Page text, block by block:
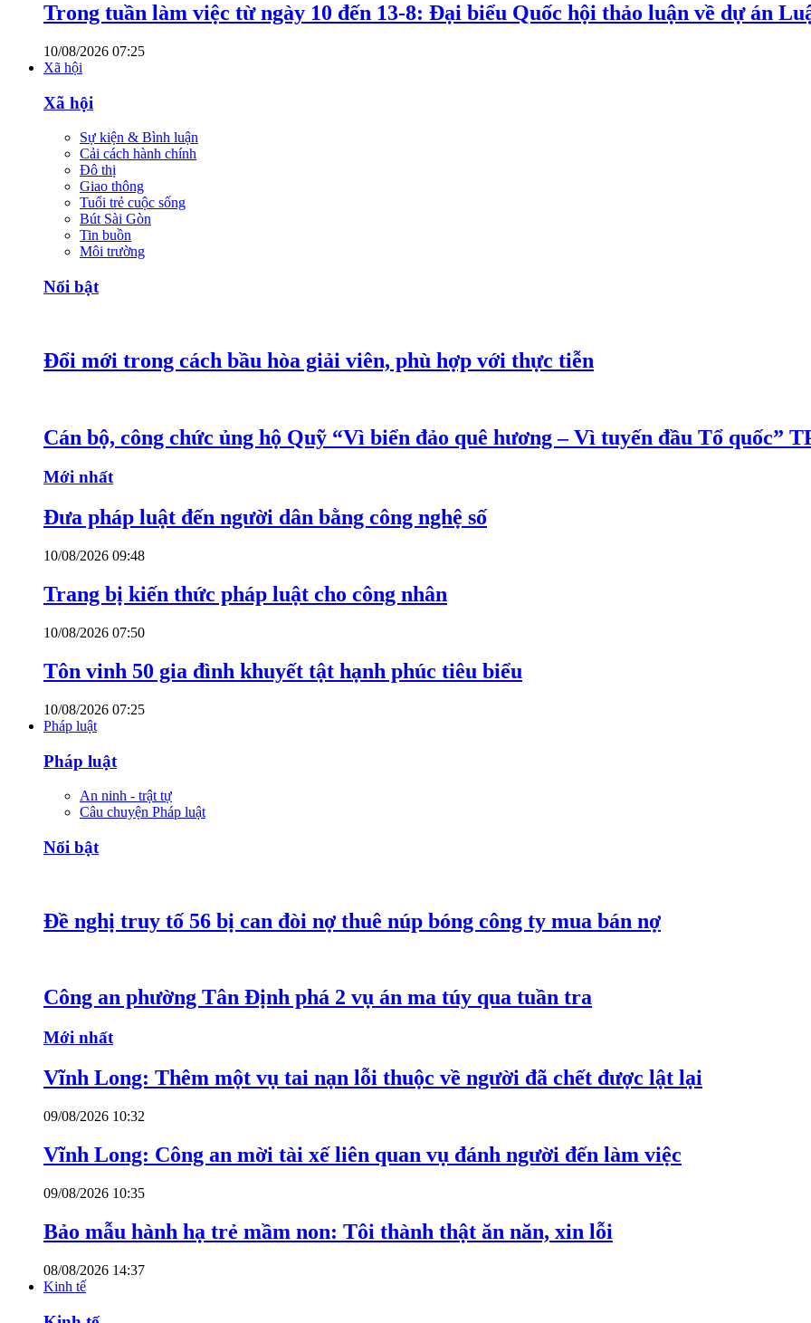
Trong tuần làm việc từ ngày 10 đến 13-8: Đại biểu Quốc hội thảo luận về dự án
10/08/2026 07:25
Xã hội
Xã hội
Sự kiện & Bình luận
Cải cách hành chính
Đô thị
Giao thông
Tuổi trẻ cuộc sống
Bút Sài Gòn
Tin buồn
Môi trường
Nổi bật
Đổi mới trong cách bầu hòa giải viên, phù hợp với thực tiễn
Cán bộ, công chức ủng hộ Quỹ “Vì biển đảo quê hương – Vì tuyến đầu Tổ quốc”
Mới nhất
Đưa pháp luật đến người dân bằng công nghệ số
10/08/2026 09:48
Trang bị kiến thức pháp luật cho công nhân
10/08/2026 07:50
Tôn vinh 50 gia đình khuyết tật hạnh phúc tiêu biểu
10/08/2026 07:25
Pháp luật
Pháp luật
An ninh - trật tự
Câu chuyện Pháp luật
Nổi bật
Đề nghị truy tố 56 bị can đòi nợ thuê núp bóng công ty mua bán nợ
Công an phường Tân Định phá 2 vụ án ma túy qua tuần tra
Mới nhất
Vĩnh Long: Thêm một vụ tai nạn lỗi thuộc về người đã chết được lật lại
09/08/2026 10:32
Vĩnh Long: Công an mời tài xế liên quan vụ đánh người đến làm việc
09/08/2026 10:35
Bảo mẫu hành hạ trẻ mầm non: Tôi thành thật ăn năn, xin lỗi
08/08/2026 14:37
Kinh tế